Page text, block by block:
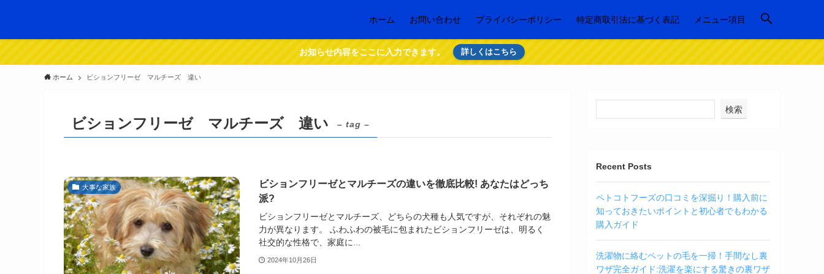
ホーム お問い合わせ プライバシーポリシー 特定商取引法に基づく表記 メニュー項目
お知らせ内容をここに入力できます。 詳しくはこちら
ホーム ビションフリーゼ マルチーズ 違い
ビションフリーゼ マルチーズ 違い – tag –
大事な家族
ビションフリーゼとマルチーズの違いを徹底比較! あなたはどっち
派?
ビションフリーゼとマルチーズ、どちらの犬種も人気ですが、それぞれの魅
力が異なります。 ふわふわの被毛に包まれたビションフリーゼは、明るく
社交的な性格で、家庭に...
2024年10月26日
検索
Recent Posts
ペトコトフーズの口コミを深掘り！購入前に
知っておきたいポイントと初心者でもわかる
購入ガイド
洗濯物に絡むペットの毛を一掃！手間なし裏
ワザ完全ガイド:洗濯を楽にする驚きの裏ワザ